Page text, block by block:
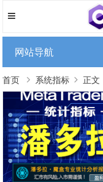
网站导航
首页 系统指标 正文